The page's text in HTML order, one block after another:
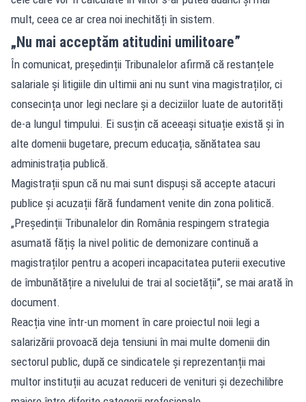
mult, ceea ce ar crea noi inechități în sistem.
„Nu mai acceptăm atitudini umilitoare”
În comunicat, președinții Tribunalelor afirmă că restanțele
salariale și litigiile din ultimii ani nu sunt vina magistraților, ci
consecința unor legi neclare și a deciziilor luate de autorități
de-a lungul timpului. Ei susțin că aceeași situație există și în
alte domenii bugetare, precum educația, sănătatea sau
administrația publică.
Magistrații spun că nu mai sunt dispuși să accepte atacuri
publice și acuzații fără fundament venite din zona politică.
„Președinții Tribunalelor din România respingem strategia
asumată fățiș la nivel politic de demonizare continuă a
magistraților pentru a acoperi incapacitatea puterii executive
de îmbunătățire a nivelului de trai al societății”, se mai arată în
document.
Reacția vine într-un moment în care proiectul noii legi a
salarizării provoacă deja tensiuni în mai multe domenii din
sectorul public, după ce sindicatele și reprezentanții mai
multor instituții au acuzat reduceri de venituri și dezechilibre